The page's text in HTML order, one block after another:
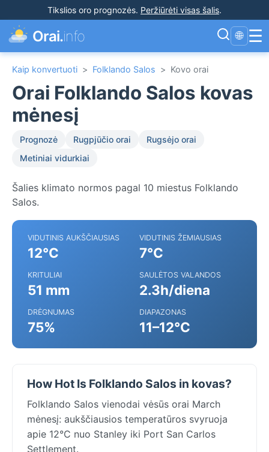
Tikslios oro prognozės. Peržiūrėti visas šalis.
Orai.info 🌐 ☰
Kaip konvertuoti > Folklando Salos > Kovo orai
Orai Folklando Salos kovas
mėnesį
Prognozė Rugpjūčio orai
Rugsėjo orai
Metiniai vidurkiai
Šalies klimato normos pagal 10 miestus Folklando
Salos.
VIDUTINIS AUKŠČIAUSIAS
12°C
VIDUTINIS ŽEMIAUSIAS
7°C
KRITULIAI
51 mm
SAULĖTOS VALANDOS
2.3h/diena
DRĖGNUMAS
75%
DIAPAZONAS
11–12°C
How Hot Is Folklando Salos in kovas?
Folklando Salos vienodai vėsūs orai March
mėnesį: aukščiausios temperatūros svyruoja
apie 12°C nuo Stanley iki Port San Carlos
Settlement.